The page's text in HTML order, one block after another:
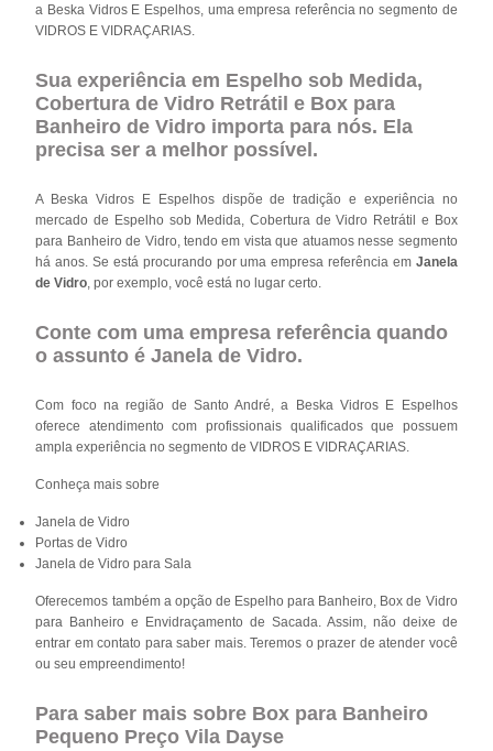
a Beska Vidros E Espelhos, uma empresa referência no segmento de
VIDROS E VIDRAÇARIAS.
Sua experiência em Espelho sob Medida,
Cobertura de Vidro Retrátil e Box para
Banheiro de Vidro importa para nós. Ela
precisa ser a melhor possível.
A Beska Vidros E Espelhos dispõe de tradição e experiência no
mercado de Espelho sob Medida, Cobertura de Vidro Retrátil e Box
para Banheiro de Vidro, tendo em vista que atuamos nesse segmento
há anos. Se está procurando por uma empresa referência em Janela
de Vidro , por exemplo, você está no lugar certo.
Conte com uma empresa referência quando
o assunto éJanela de Vidro.
Com foco na região de Santo André, a Beska Vidros E Espelhos
oferece atendimento com profissionais qualificados que possuem
ampla experiência no segmento de VIDROS E VIDRAÇARIAS.
Conheça mais sobre
Janela de Vidro
Portas de Vidro
Janela de Vidro para Sala
Oferecemos também a opção de Espelho para Banheiro, Box de Vidro
para Banheiro e Envidraçamento de Sacada. Assim, não deixe de
entrar em contato para saber mais. Teremos o prazer de atender você
ou seu empreendimento!
Para saber mais sobre Box para Banheiro
Pequeno Preço Vila Dayse